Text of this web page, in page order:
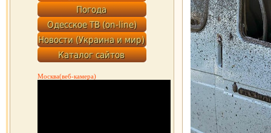
Москва(веб-камера)